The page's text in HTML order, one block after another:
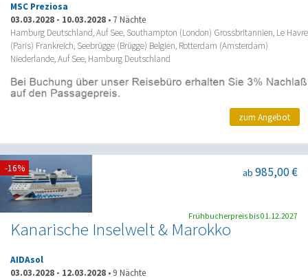
MSC Preziosa
03.03.2028 - 10.03.2028 • 7 Nächte
Hamburg Deutschland, Auf See, Southampton (London) Grossbritannien, Le Havre
(Paris) Frankreich, Seebrügge (Brügge) Belgien, Rotterdam (Amsterdam)
Niederlande, Auf See, Hamburg Deutschland
zum Angebot
Kanarische Inselwelt & Marokko
ab 985,00 €
AIDAsol
03.03.2028 - 12.03.2028 • 9 Nächte
-16%
Frühbucherpreis bis 01.12.2027